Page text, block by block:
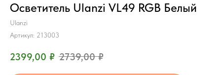
Осветитель Ulanzi VL49 RGB Белый
Ulanzi
Артикул: 213003
2399,00 ₽ 2739,00 ₽